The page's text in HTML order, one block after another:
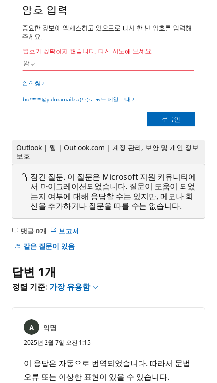
Outlook | 웹 | Outlook.com | 계정 관리, 보안 및 개인 정보
보호
잠긴 질문. 이 질문은 Microsoft 지원 커뮤니티에
서 마이그레이션되었습니다. 질문이 도움이 되었
는지 여부에 대해 응답할 수는 있지만, 메모나 회
신을 추가하거나 질문을 따를 수는 없습니다.
댓글 0개
설
명
음
보고서
같은 질문이 있음
답변 1개
정렬 기준: 가장 유용함
익명
2025년 2월 7일 오전 1:15
이 응답은 자동으로 번역되었습니다. 따라서 문법
오류 또는 이상한 표현이 있을 수 있습니다.